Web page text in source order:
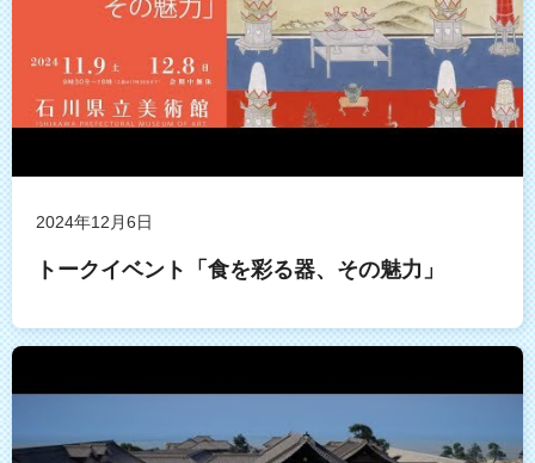
2024年12月6日
トークイベント「食を彩る器、その魅力」